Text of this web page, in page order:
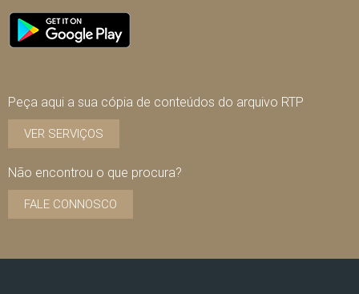
Peça aqui a sua cópia de conteúdos do arquivo RTP
VER SERVIÇOS
Não encontrou o que procura?
FALE CONNOSCO